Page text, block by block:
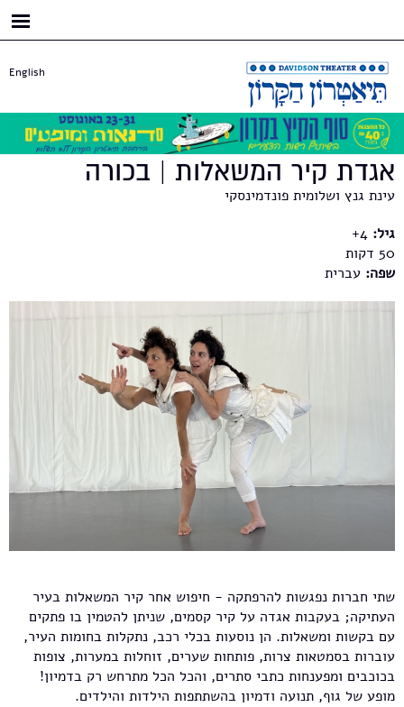
English
אגדת קיר המשאלות | בכורה
עינת גנץ ושלומית פונדמינסקי
גיל: 4+
50
שפה: עברית
שתי חברות נפגשות להרפתקה - חיפוש אחר קיר המשאלות בעיר
העתיקה; בעקבות אגדה על קיר קסמים, שניתן להטמין בו פתקים
עם בקשות ומשאלות. הן נוסעות בכלי רכב, נתקלות בחומות העיר,
עוברות בסמטאות צרות, פותחות שערים, זוחלות במערות, צופות
בכוכבים ומפענחות כתבי סתרים, והכל הכל מתרחש רק בדמיון!
מופע של גוף, תנועה ודמיון בהשתתפות הילדות והילדים.